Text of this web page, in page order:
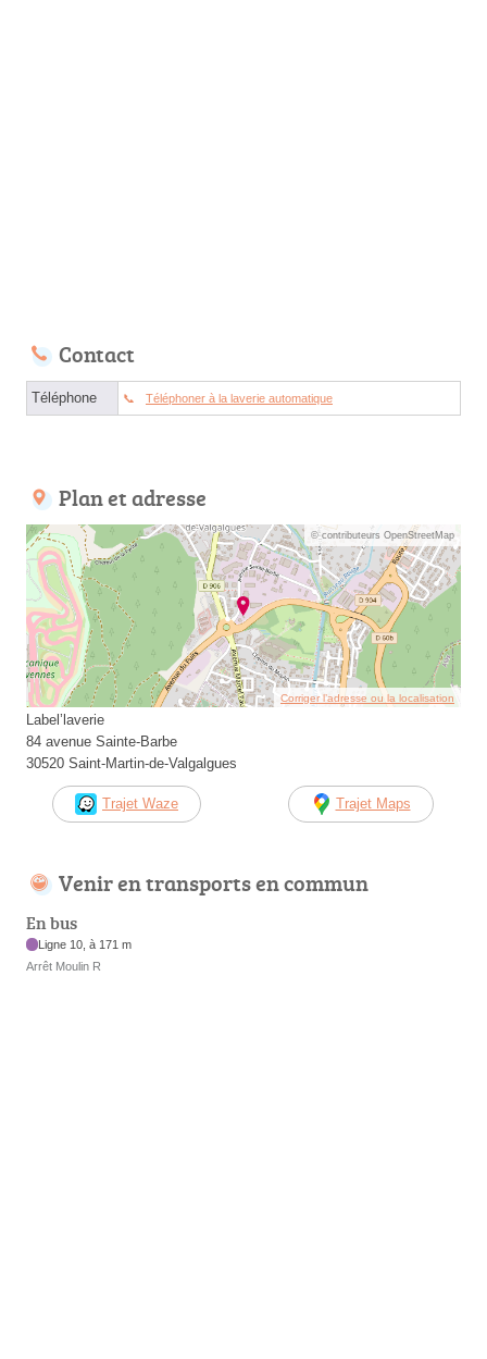
Contact
Téléphone Téléphoner à la laverie automatique
Plan et adresse
© contributeurs OpenStreetMap
Corriger l’adresse ou la localisation
Label’laverie
84 avenue Sainte-Barbe
30520 Saint-Martin-de-Valgalgues
Trajet Waze Trajet Maps
Venir en transports en commun
En bus
Ligne 10, à 171 m
Arrêt Moulin R